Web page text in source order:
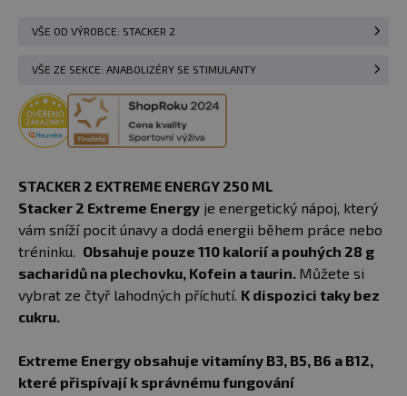
VŠE OD VÝROBCE: STACKER 2
VŠE ZE SEKCE: ANABOLIZÉRY SE STIMULANTY
STACKER 2 EXTREME ENERGY 250 ML
Stacker 2 Extreme Energy je energetický nápoj, který
vám sníží pocit únavy a dodá energii během práce nebo
tréninku. Obsahuje pouze 110 kalorií a pouhých 28 g
sacharidů na plechovku, Kofein a taurin. Můžete si
vybrat ze čtyř lahodných příchutí. K dispozici taky bez
cukru.
Extreme Energy obsahuje vitamíny B3, B5, B6 a B12,
které přispívají k správnému fungování